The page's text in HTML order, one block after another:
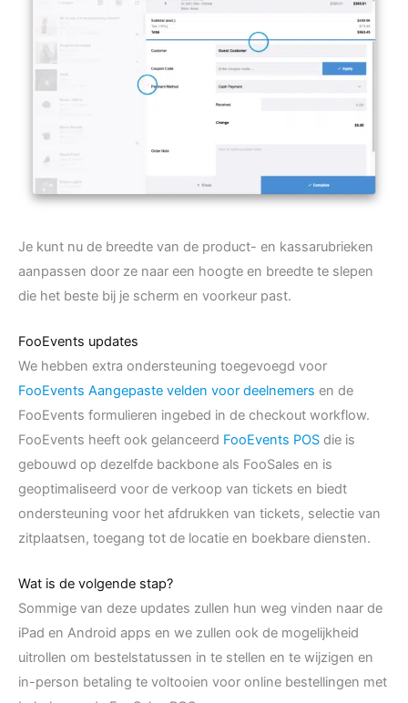
Je kunt nu de breedte van de product- en kassarubrieken
aanpassen door ze naar een hoogte en breedte te slepen
die het beste bij je scherm en voorkeur past.
FooEvents updates
We hebben extra ondersteuning toegevoegd voor
FooEvents Aangepaste velden voor deelnemers en de
FooEvents formulieren ingebed in de checkout workflow.
FooEvents heeft ook gelanceerd FooEvents POS die is
gebouwd op dezelfde backbone als FooSales en is
geoptimaliseerd voor de verkoop van tickets en biedt
ondersteuning voor het afdrukken van tickets, selectie van
zitplaatsen, toegang tot de locatie en boekbare diensten.
Wat is de volgende stap?
Sommige van deze updates zullen hun weg vinden naar de
iPad en Android apps en we zullen ook de mogelijkheid
uitrollen om bestelstatussen in te stellen en te wijzigen en
in-person betaling te voltooien voor online bestellingen met